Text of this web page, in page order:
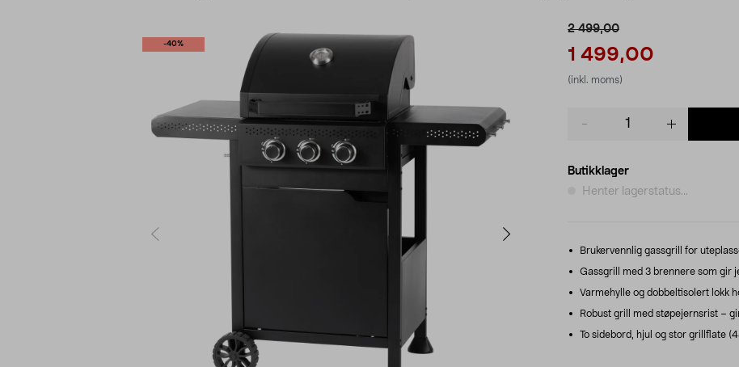
-40%
2 499,00
1 499,00
(inkl. moms)
Butikklager
Henter lagerstatus...
Brukervennlig gassgrill for
Gassgrill med 3 brennere som gir
Varmehylle og dobbeltisolert lokk
Robust grill med støpejernsrist –
To sidebord, hjul og stor grillflate